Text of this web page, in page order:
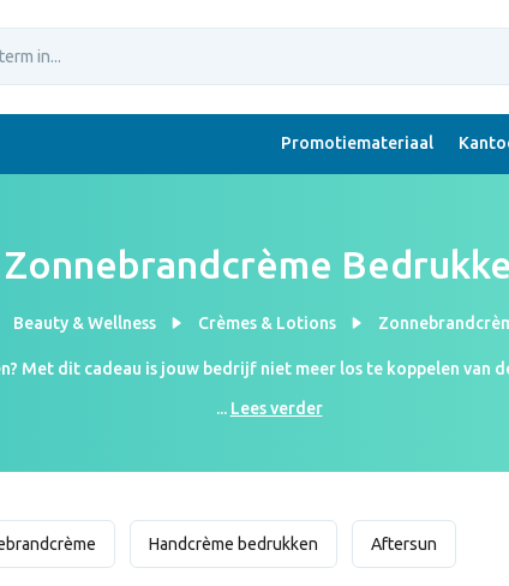
Promotiemateriaal
Zonnebrandcrème
Beauty & Wellness Crèmes & Lotions
Met dit cadeau is jouw bedrijf niet meer los te koppelen van
van de tube's zijn te bedrukken met jouw eigen
zelfs naamsbekendheid over de Nederlandse
geliefde relatiegeschenken van het moment aan.
... Lees verder
Handcrème bedrukken Aftersun